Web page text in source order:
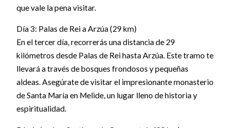
que vale la pena visitar.
Día 3: Palas de Rei a Arzúa (29 km)
En el tercer día, recorrerás una distancia de 29
kilómetros desde Palas de Rei hasta Arzúa. Este tramo te
llevará a través de bosques frondosos y pequeñas
aldeas. Asegúrate de visitar el impresionante monasterio
de Santa María en Melide, un lugar lleno de historia y
espiritualidad.